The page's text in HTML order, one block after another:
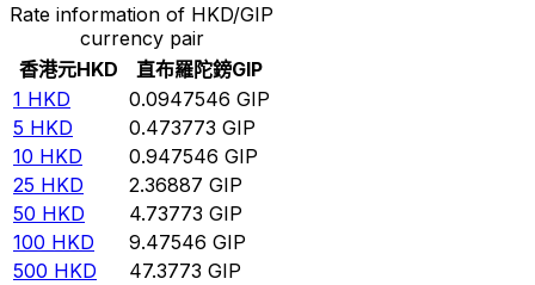
Rate information of HKD/GIP
currency pair
香港元HKD 直布羅陀鎊GIP
1 HKD 0.0947546 GIP
5 HKD 0.473773 GIP
10 HKD 0.947546 GIP
25 HKD 2.36887 GIP
50 HKD 4.73773 GIP
100 HKD 9.47546 GIP
500 HKD 47.3773 GIP